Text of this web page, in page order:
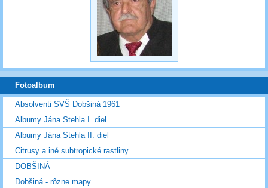
Fotoalbum
Absolventi SVŠ Dobšiná 1961
Albumy Jána Stehla I. diel
Albumy Jána Stehla II. diel
Citrusy a iné subtropické rastliny
DOBŠINÁ
Dobšiná - rôzne mapy